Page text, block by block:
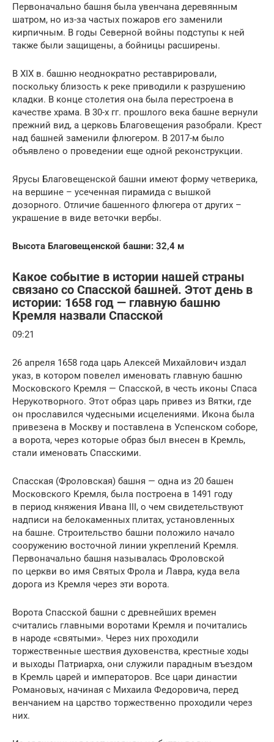
Первоначально башня была увенчана деревянным
шатром, но из-за частых пожаров его заменили
кирпичным. В годы Северной войны подступы к ней
также были защищены, а бойницы расширены.
В XIX в. башню неоднократно реставрировали,
поскольку близость к реке приводили к разрушению
кладки. В конце столетия она была перестроена в
качестве храма. В 30-х гг. прошлого века башне вернули
прежний вид, а церковь Благовещения разобрали. Крест
над башней заменили флюгером. В 2017-м было
объявлено о проведении еще одной реконструкции.
Ярусы Благовещенской башни имеют форму четверика,
на вершине – усеченная пирамида с вышкой
дозорного. Отличие башенного флюгера от других –
украшение в виде веточки вербы.
Высота Благовещенской башни: 32,4 м
Какое событие в истории нашей страны
связано со Спасской башней. Этот день в
истории: 1658 год — главную башню
Кремля назвали Спасской
09:21
26 апреля 1658 года царь Алексей Михайлович издал
указ, в котором повелел именовать главную башню
Московского Кремля — Спасской, в честь иконы Спаса
Нерукотворного. Этот образ царь привез из Вятки, где
он прославился чудесными исцелениями. Икона была
привезена в Москву и поставлена в Успенском соборе,
а ворота, через которые образ был внесен в Кремль,
стали именовать Спасскими.
Спасская (Фроловская) башня — одна из 20 башен
Московского Кремля, была построена в 1491 году
в период княжения Ивана III, о чем свидетельствуют
надписи на белокаменных плитах, установленных
на башне. Строительство башни положило начало
сооружению восточной линии укреплений Кремля.
Первоначально башня называлась Фроловской
по церкви во имя Святых Фрола и Лавра, куда вела
дорога из Кремля через эти ворота.
Ворота Спасской башни с древнейших времен
считались главными воротами Кремля и почитались
в народе «святыми». Через них проходили
торжественные шествия духовенства, крестные ходы
и выходы Патриарха, они служили парадным въездом
в Кремль царей и императоров. Все цари династии
Романовых, начиная с Михаила Федоровича, перед
венчанием на царство торжественно проходили через
них.